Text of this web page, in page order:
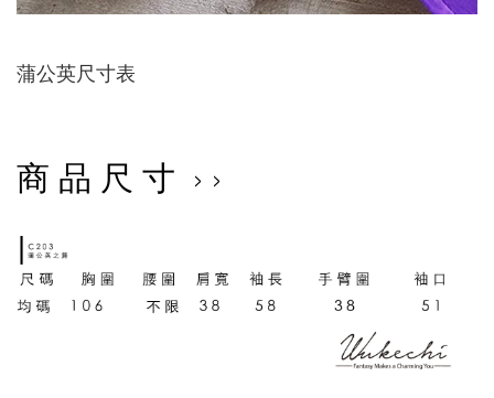
蒲公英尺寸表
商 品 尺 寸 › ›